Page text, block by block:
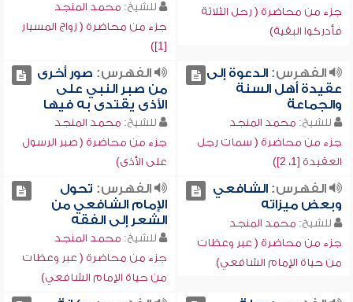
جزء من محاضرة ( رحل الثلاثة
فأدركوا البقية)
للشيخ: محمد المنجد
جزء من محاضرة ( زواج المسيار
[1])
الفهرس:الدعوة إلى
عقيدة أهل السنة
والجماعة
للشيخ: محمد المنجد
جزء من محاضرة ( سمات رجل
العقيدة [1، 2])
الفهرس: صور أخرى
من صبر النبي على
الأذى يقتدى به فيها
للشيخ: محمد المنجد
جزء من محاضرة ( صبر الرسول
على الأذى)
الفهرس:الشافعي
وبعض ميزاته
للشيخ: محمد المنجد
جزء من محاضرة ( عبر وعظات
من حياة الإمام الشافعي)
الفهرس: تحول
الإمام الشافعي من
الشعر إلى الفقه
للشيخ: محمد المنجد
جزء من محاضرة ( عبر وعظات
من حياة الإمام الشافعي)